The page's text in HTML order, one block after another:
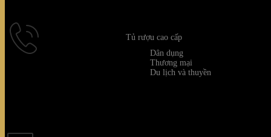
Tủ rượu cao cấp
Dân dụng
Thương mại
Du lịch và thuyền